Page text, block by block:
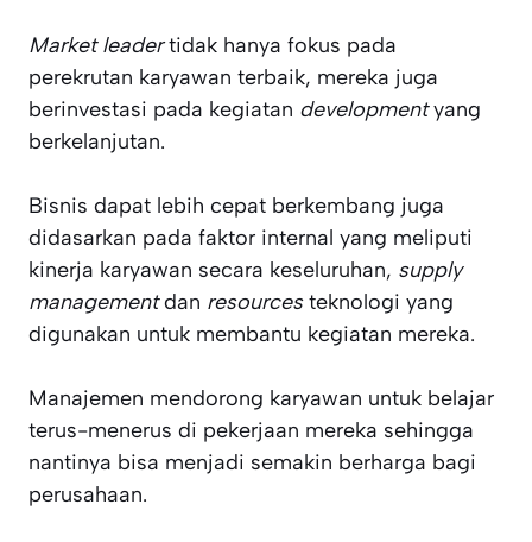
Market leadertidak hanya fokus pada
perekrutan karyawan terbaik, mereka juga
berinvestasi pada kegiatan developmentyang
berkelanjutan.
Bisnis dapat lebih cepat berkembang juga
didasarkan pada faktor internal yang meliputi
kinerja karyawan secara keseluruhan, supply
managementdan resourcesteknologi yang
digunakan untuk membantu kegiatan mereka.
Manajemen mendorong karyawan untuk belajar
terus-menerus di pekerjaan mereka sehingga
nantinya bisa menjadi semakin berharga bagi
perusahaan.